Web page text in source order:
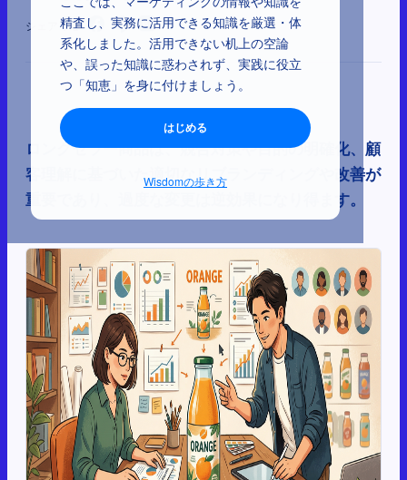
精査し、実務に活用できる知識を厳選・体
系化しました。活用できない机上の空論
や、誤った知識に惑わされず、実践に役立
つ「知恵」を身に付けましょう。
はじめる
Wisdomの歩き方
シェア
ロングセラー商品は、競合対策や目的の明確化、顧
客理解に基づいた適切なリブランディングや改善が
重要であり、過度な変更は逆効果になり得ます。